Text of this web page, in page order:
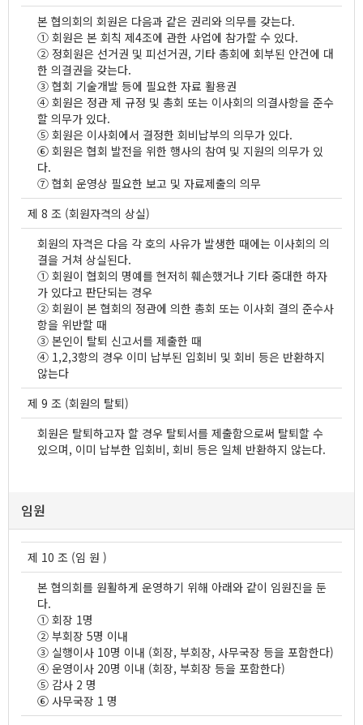
본 협의회의 회원은 다음과 같은 권리와 의무를 갖는다.
① 회원은 본 회칙 제4조에 관한 사업에 참가할 수 있다.
② 정회원은 선거권 및 피선거권, 기타 총회에 회부된 안건에 대
한 의결권을 갖는다.
③ 협회 기술개발 등에 필요한 자료 활용권
④ 회원은 정관 제 규정 및 총회 또는 이사회의 의결사항을 준수
할 의무가 있다.
⑤ 회원은 이사회에서 결정한 회비납부의 의무가 있다.
⑥ 회원은 협회 발전을 위한 행사의 참여 및 지원의 의무가 있
다.
⑦ 협회 운영상 필요한 보고 및 자료제출의 의무
제 8 조 (회원자격의 상실)
회원의 자격은 다음 각 호의 사유가 발생한 때에는 이사회의 의
결을 거쳐 상실된다.
① 회원이 협회의 명예를 현저히 훼손했거나 기타 중대한 하자
가 있다고 판단되는 경우
② 회원이 본 협회의 정관에 의한 총회 또는 이사회 결의 준수사
항을 위반할 때
③ 본인이 탈퇴 신고서를 제출한 때
④ 1,2,3항의 경우 이미 납부된 입회비 및 회비 등은 반환하지
않는다
제 9 조 (회원의 탈퇴)
회원은 탈퇴하고자 할 경우 탈퇴서를 제출함으로써 탈퇴할 수
있으며, 이미 납부한 입회비, 회비 등은 일체 반환하지 않는다.
임원
제 10 조 (임 원 )
본 협의회를 원활하게 운영하기 위해 아래와 같이 임원진을 둔
다.
① 회장 1명
② 부회장 5명 이내
③ 실행이사 10명 이내 (회장, 부회장, 사무국장 등을 포함한다)
④ 운영이사 20명 이내 (회장, 부회장 등을 포함한다)
⑤ 감사 2 명
⑥ 사무국장 1 명